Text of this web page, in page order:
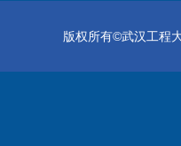
版权所有©武汉工程